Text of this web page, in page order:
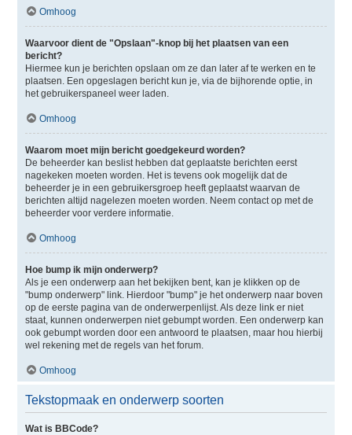
Omhoog
Waarvoor dient de "Opslaan"-knop bij het plaatsen van een
bericht?
Hiermee kun je berichten opslaan om ze dan later af te werken en te
plaatsen. Een opgeslagen bericht kun je, via de bijhorende optie, in
het gebruikerspaneel weer laden.
Omhoog
Waarom moet mijn bericht goedgekeurd worden?
De beheerder kan beslist hebben dat geplaatste berichten eerst
nagekeken moeten worden. Het is tevens ook mogelijk dat de
beheerder je in een gebruikersgroep heeft geplaatst waarvan de
berichten altijd nagelezen moeten worden. Neem contact op met de
beheerder voor verdere informatie.
Omhoog
Hoe bump ik mijn onderwerp?
Als je een onderwerp aan het bekijken bent, kan je klikken op de
"bump onderwerp" link. Hierdoor "bump" je het onderwerp naar boven
op de eerste pagina van de onderwerpenlijst. Als deze link er niet
staat, kunnen onderwerpen niet gebumpt worden. Een onderwerp kan
ook gebumpt worden door een antwoord te plaatsen, maar hou hierbij
wel rekening met de regels van het forum.
Omhoog
Tekstopmaak en onderwerp soorten
Wat is BBCode?